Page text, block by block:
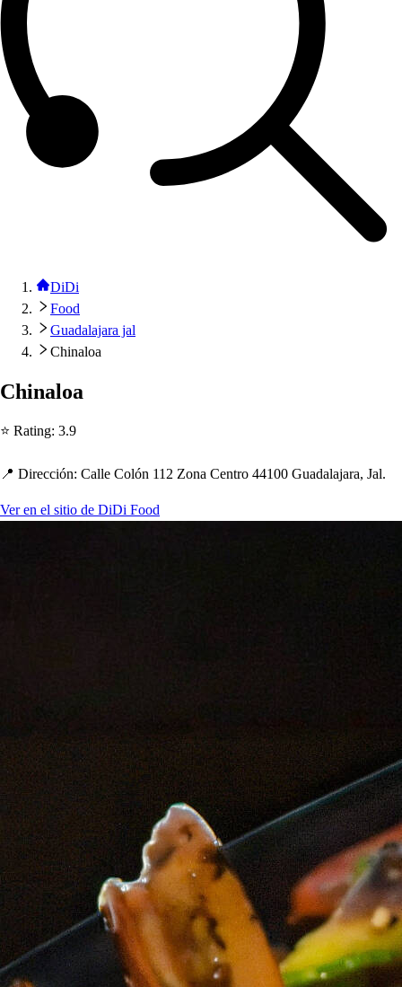
DiDi
Food
Guadalajara jal
Chinaloa
Chinaloa
⭐ Rating: 3.9
📍 Dirección: Calle Colón 112 Zona Centro 44100 Guadalajara, Jal.
Ver en el sitio de DiDi Food